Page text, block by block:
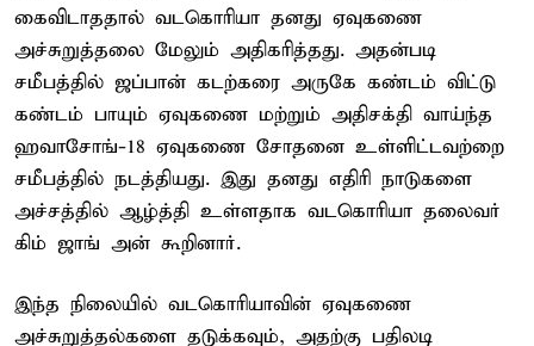
கைவிடாததால் வடகொரியா தனது ஏவுகணை
அச்சுறுத்தலை மேலும் அதிகரித்தது. அதன்படி
சமீபத்தில் ஜப்பான் கடற்கரை அருகே கண்டம் விட்டு
கண்டம் பாயும் ஏவுகணை மற்றும் அதிசக்தி வாய்ந்த
ஹவாசோங்-18 ஏவுகணை சோதனை உள்ளிட்டவற்றை
சமீபத்தில் நடத்தியது. இது தனது எதிரி நாடுகளை
அச்சத்தில் ஆழ்த்தி உள்ளதாக வடகொரியா தலைவர்
கிம் ஜாங் அன் கூறினார்.
இந்த நிலையில் வடகொரியாவின் ஏவுகணை
அச்சுறுத்தல்களை தடுக்கவும், அதற்கு பதிலடி